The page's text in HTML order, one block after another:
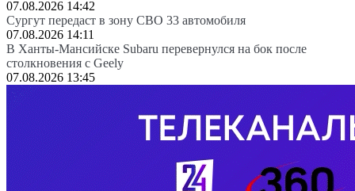
07.08.2026 14:42
Сургут передаст в зону СВО 33 автомобиля
07.08.2026 14:11
В Ханты-Мансийске Subaru перевернулся на бок после
столкновения с Geely
07.08.2026 13:45